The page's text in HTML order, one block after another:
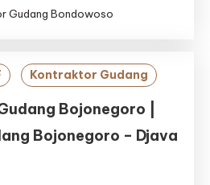
Gudang Bondowoso
Kontraktor Gudang
Bojonegoro |
Bojonegoro – Djava